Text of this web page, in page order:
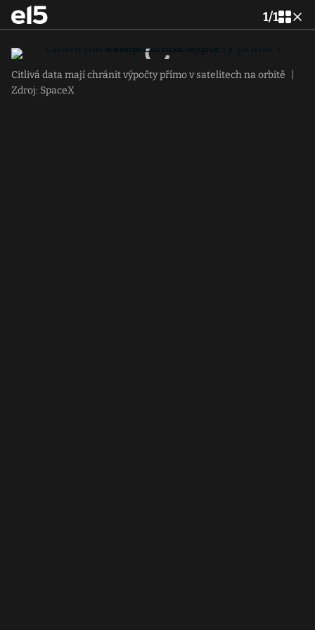
1/1
Citlivá data mají chránit výpočty přímo v satelitech na orbitě
Zdroj: SpaceX